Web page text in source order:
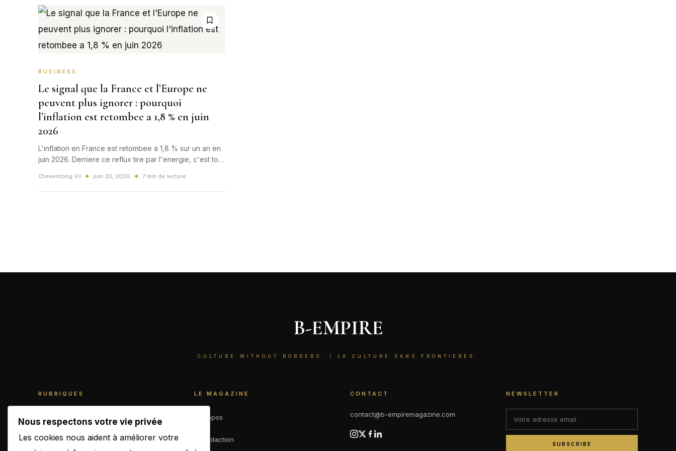
BUSINESS
Le signal que la France et l’Europe ne
peuvent plus ignorer : pourquoi
l’inflation est retombee a 1,8 % en juin
2026
L'inflation en France est retombee a 1,8 % sur un an en
juin 2026. Derriere ce reflux tire par l'energie, c'est tout
economique europeenne qui change de ton.
Cheventong Vil ◆ juin 30, 2026 ◆ 7 min de lecture
B-EMPIRE
CULTURE WITHOUT BORDERS. / LA CULTURE SANS FRONTIÈRES.
RUBRIQUES
Business
LE MAGAZINE
À propos
La rédaction
CONTACT
contact@b-empiremagazine.com
NEWSLETTER
SUBSCRIBE
Nous respectons votre vie privée
Les cookies nous aident à améliorer votre